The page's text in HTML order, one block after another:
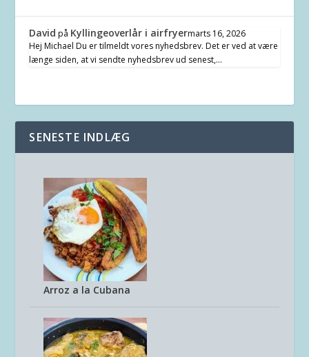
David på Kyllingeoverlår i airfryermarts 16, 2026
Hej Michael Du er tilmeldt vores nyhedsbrev. Det er ved at være
længe siden, at vi sendte nyhedsbrev ud senest,…
SENESTE INDLÆG
Arroz a la Cubana